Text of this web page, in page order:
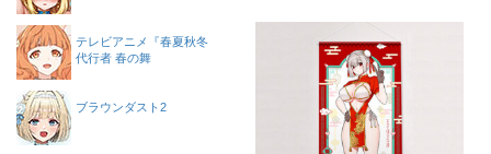
テレビアニメ『春夏秋冬
代行者 春の舞
ブラウンダスト2